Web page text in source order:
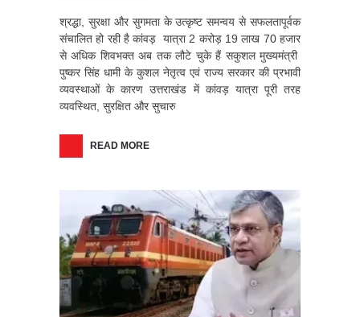
श्रद्धा, सुरक्षा और सुगमता के उत्कृष्ट समन्वय से सफलतापूर्वक
संचालित हो रही है कांवड़ यात्रा 2 करोड़ 19 लाख 70 हजार
से अधिक शिवभक्त अब तक लौटे चुके हैं सकुशल मुख्यमंत्री
पुष्कर सिंह धामी के कुशल नेतृत्व एवं राज्य सरकार की प्रभावी
व्यवस्थाओं के कारण उत्तराखंड में कांवड़ यात्रा पूरी तरह
व्यवस्थित, सुरक्षित और सुचारु
READ MORE